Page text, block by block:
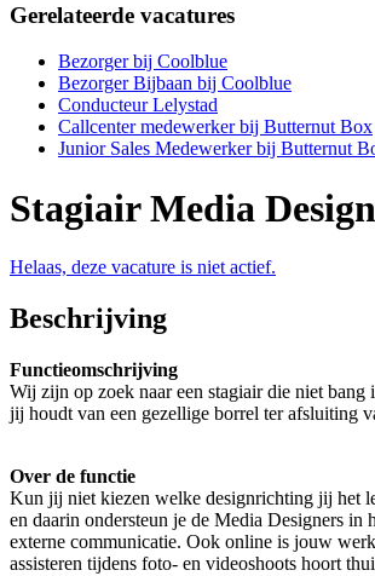
Gerelateerde vacatures
Bezorger bij Coolblue
Bezorger Bijbaan bij Coolblue
Conducteur Lelystad
Callcenter medewerker bij Butternut Box
Junior Sales Medewerker bij Butternut
Stagiair Media Design
Helaas, deze vacature is niet actief.
Beschrijving
Functieomschrijving
Wij zijn op zoek naar een stagiair die niet
jij houdt van een gezellige borrel ter afsluiting
Over de functie
Kun jij niet kiezen welke designrichting jij het
en daarin ondersteun je de Media Designers
externe communicatie. Ook online is jouw
assisteren tijdens foto- en videoshoots hoort